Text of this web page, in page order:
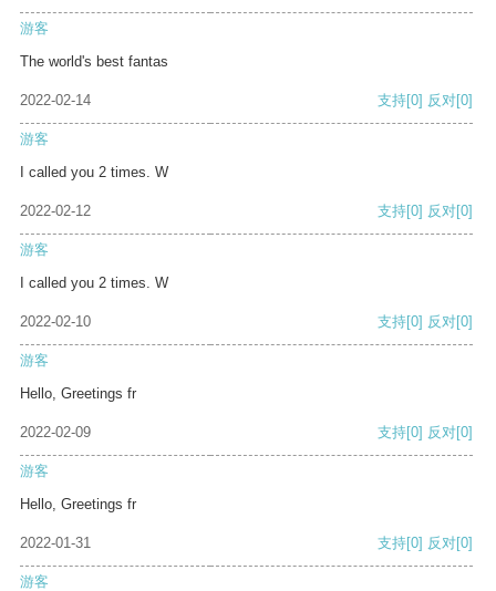
游客
The world's best fantas
2022-02-14 支持[0] 反对[0]
游客
I called you 2 times. W
2022-02-12 支持[0] 反对[0]
游客
I called you 2 times. W
2022-02-10 支持[0] 反对[0]
游客
Hello, Greetings fr
2022-02-09 支持[0] 反对[0]
游客
Hello, Greetings fr
2022-01-31 支持[0] 反对[0]
游客